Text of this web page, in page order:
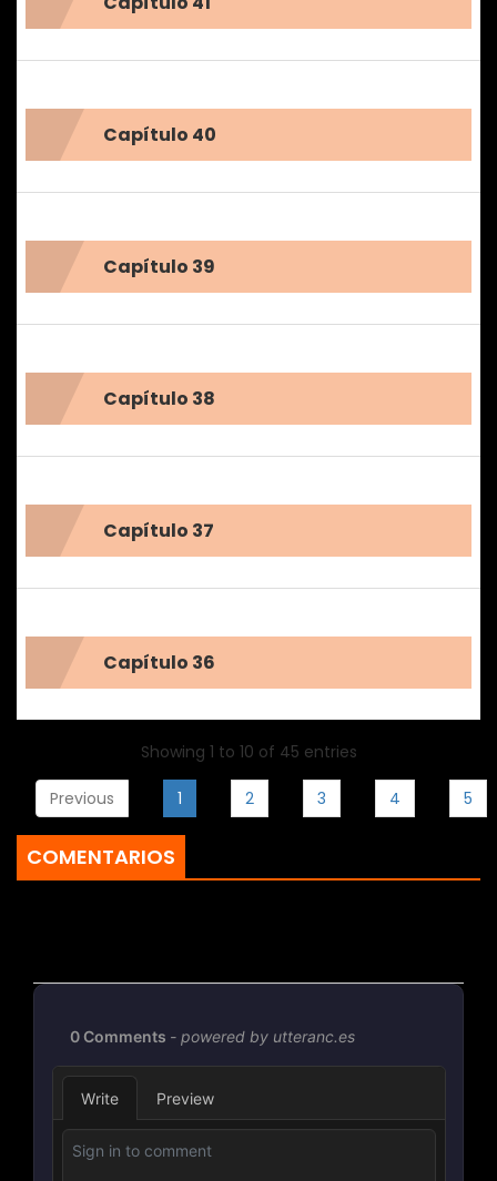
Capítulo 40
Capítulo 39
Capítulo 38
Capítulo 37
Capítulo 36
Showing 1 to 10 of 45 entries
Previous 1 2 3 4 5
COMENTARIOS